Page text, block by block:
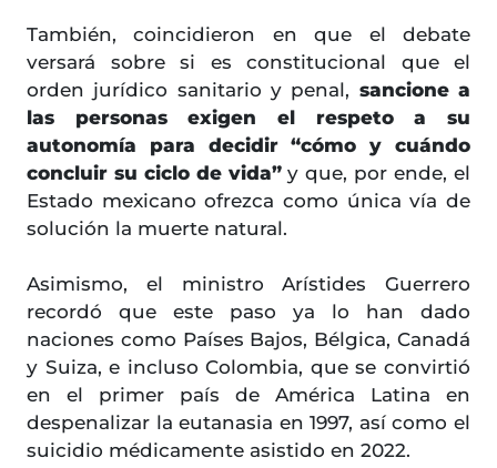
También, coincidieron en que el debate
versará sobre si es constitucional que el
orden jurídico sanitario y penal, sancione a
las personas exigen el respeto a su
autonomía para decidir “cómo y cuándo
concluir su ciclo de vida”y que, por ende, el
Estado mexicano ofrezca como única vía de
solución la muerte natural.
Asimismo, el ministro Arístides Guerrero
recordó que este paso ya lo han dado
naciones como Países Bajos, Bélgica, Canadá
y Suiza, e incluso Colombia, que se convirtió
en el primer país de América Latina en
despenalizar la eutanasia en 1997, así como el
suicidio médicamente asistido en 2022.